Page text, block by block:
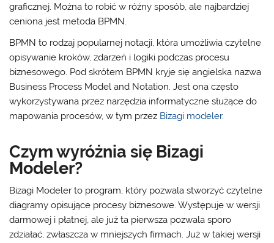
graficznej. Można to robić w różny sposób, ale najbardziej
ceniona jest metoda BPMN.
BPMN to rodzaj popularnej notacji, która umożliwia czytelne
opisywanie kroków, zdarzeń i logiki podczas procesu
biznesowego. Pod skrótem BPMN kryje się angielska nazwa
Business Process Model and Notation. Jest ona często
wykorzystywana przez narzędzia informatyczne służące do
mapowania procesów, w tym przez Bizagi modeler.
Czym wyróżnia się Bizagi
Modeler?
Bizagi Modeler to program, który pozwala stworzyć czytelne
diagramy opisujące procesy biznesowe. Występuje w wersji
darmowej i płatnej, ale już ta pierwsza pozwala sporo
zdziałać, zwłaszcza w mniejszych firmach. Już w takiej wersji